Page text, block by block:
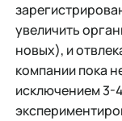
увеличить
новых), и
компании пока
исключением 3-